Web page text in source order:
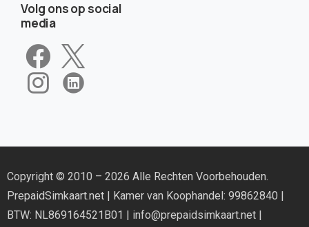
Volg ons op social
media
Copyright © 2010 – 2026 Alle Rechten Voorbehouden.
PrepaidSimkaart.net | Kamer van Koophandel: 99862840 |
BTW: NL869164521B01 | info@prepaidsimkaart.net |